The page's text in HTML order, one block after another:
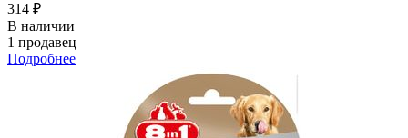
314 ₽
В наличии
1 продавец
Подробнее